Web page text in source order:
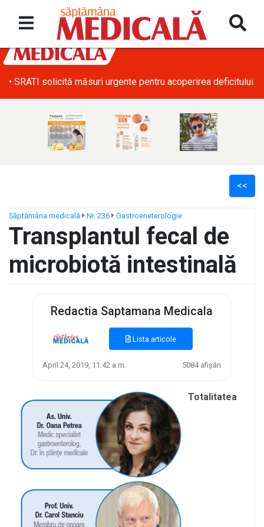
• SRATI solicită măsuri urgente pentru acoperirea deficitului
<<
Săptămâna medicală Nr. 236 Gastroeneterologie
Transplantul fecal de
microbiotă intestinală
Redactia Saptamana Medicala
Lista articole
April 24, 2019, 11:42 a.m. 5084 afișări
Totalitatea